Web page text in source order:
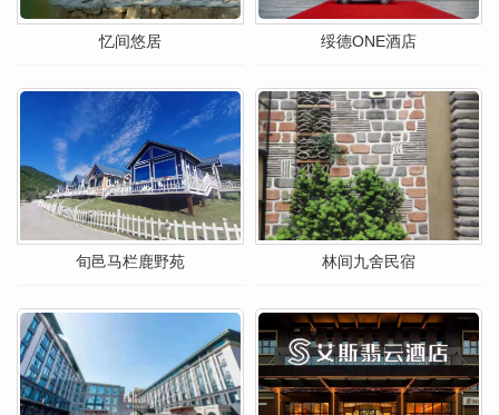
忆间悠居 绥德ONE酒店
旬邑马栏鹿野苑 林间九舍民宿